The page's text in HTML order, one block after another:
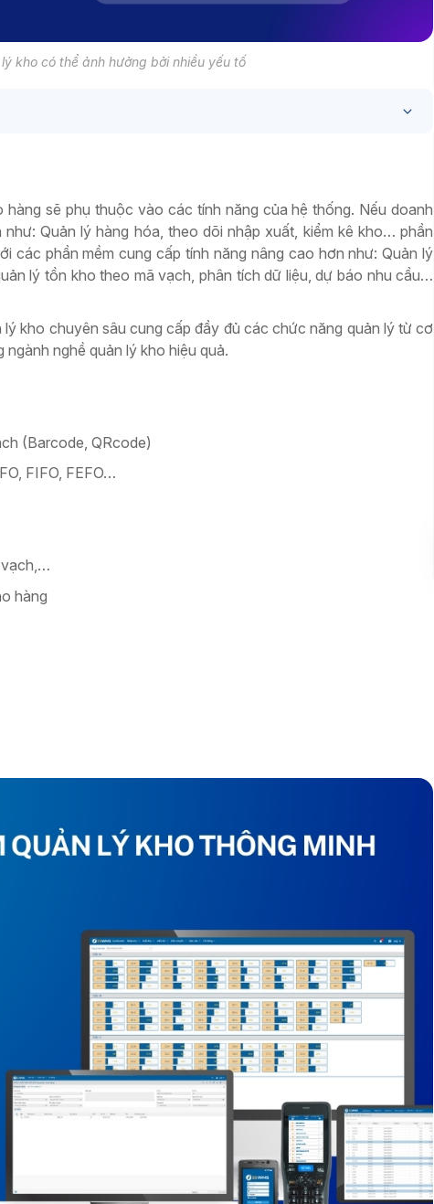
kho có thể ảnh hưởng bởi nhiều yếu tố
sẽ phụ thuộc vào các tính năng của hệ thống. Nếu doanh
Quản lý hàng hóa, theo dõi nhập xuất, kiểm kê kho… phần
các phần mềm cung cấp tính năng nâng cao hơn như: Quản lý
lý tồn kho theo mã vạch, phân tích dữ liệu, dự báo nhu cầu…
lý kho chuyên sâu cung cấp đầy đủ các chức năng quản lý từ cơ
nghề quản lý kho hiệu quả.
(Barcode, QRcode)
FIFO, FEFO…
vạch,…
hàng